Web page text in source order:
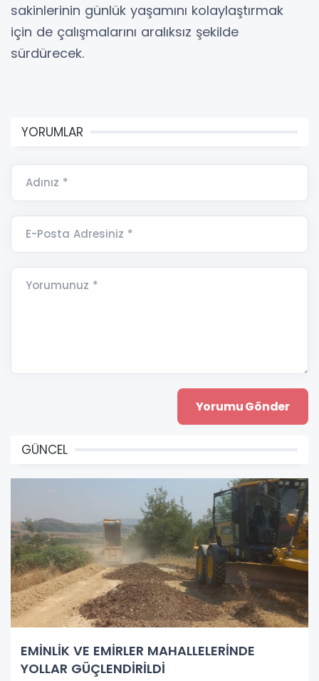
sakinlerinin günlük yaşamını kolaylaştırmak
için de çalışmalarını aralıksız şekilde
sürdürecek.
YORUMLAR
Adınız *
E-Posta Adresiniz *
Yorumunuz *
GÜNCEL
EMİNLİK VE EMİRLER MAHALLELERİNDE
YOLLAR GÜÇLENDİRİLDİ